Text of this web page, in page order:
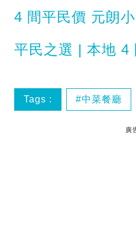
4 間平民價 元朗
平民之選 | 本地 4
Tags : 中菜餐廳
廣